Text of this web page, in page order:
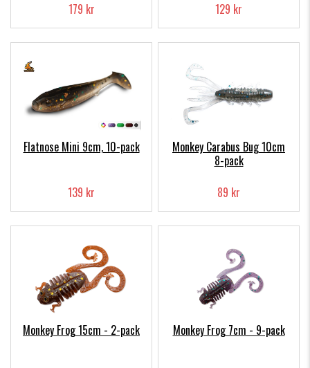
179 kr
129 kr
Flatnose Mini 9cm, 10-pack
139 kr
Monkey Carabus Bug 10cm
8-pack
89 kr
Monkey Frog 15cm - 2-pack Monkey Frog 7cm - 9-pack